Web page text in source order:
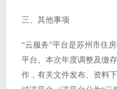
三、其他事项
“云服务”平台是苏州市住
平台。本次年度调整及缴
作，有关文件发布、资料